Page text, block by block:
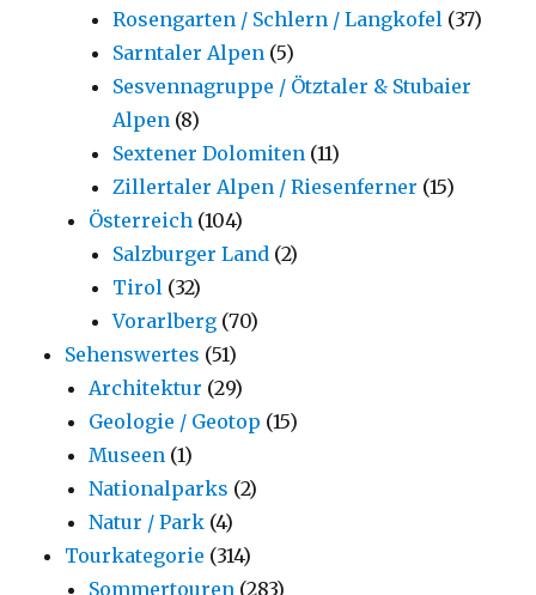
Rosengarten / Schlern / Langkofel (37)
Sarntaler Alpen (5)
Sesvennagruppe / Ötztaler & Stubaier
Alpen (8)
Sextener Dolomiten (11)
Zillertaler Alpen / Riesenferner (15)
Österreich (104)
Salzburger Land (2)
Tirol (32)
Vorarlberg (70)
Sehenswertes (51)
Architektur (29)
Geologie / Geotop (15)
Museen (1)
Nationalparks (2)
Natur / Park (4)
Tourkategorie (314)
Sommertouren (283)